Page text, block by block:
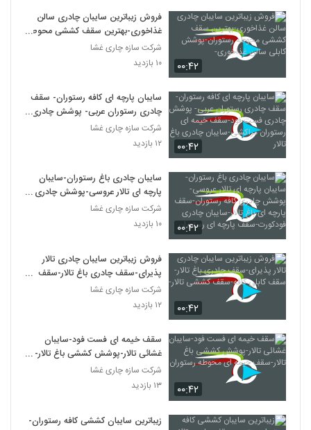
۰۰:۴۲
فروش زیباترین سایبان چادری سالن
غذاخوری-بهترین سقف کششی محوطه
رستوران-پوشش کابلی سالن
غذاخوری-
شرکت سازه چاری غشا
۱۰ بازدید
۰۰:۴۲
سایبان پارچه ای کافه رستوران- سقف
چادری رستوران عربی- پوشش چادری
فست فود-سقف خیمه ای رستوران
مراکشی-سایبان چادری باغ تالار
شرکت سازه چاری غشا
۱۲ بازدید
۰۰:۴۲
سایبان چادری باغ رستوران-سایبان
پارچه ای تالار عروسی-پوشش چادری
کافه رستوران-سقف پارچه ای باغ تالار-
سایبان چادری فودکورت-سقف پارچه
شرکت سازه چاری غشا
۱۰ بازدید
۰۰:۴۲
فروش زیباترین سایبان چادری تالار
پذیرای-سقف چادری باغ تالار-سقف
کابلی کافه-سقف کششی تالار-
شرکت سازه چاری غشا
۱۲ بازدید
۰۰:۴۲
سقف خیمه ای فست فود-سایبان
غشائی تالار-پوشش کششی باغ تالار-
سقف خیمه ای محوطه رستوران
شرکت سازه چاری غشا
۱۳ بازدید
زیباترین سایبان کششی کافه رستوران-